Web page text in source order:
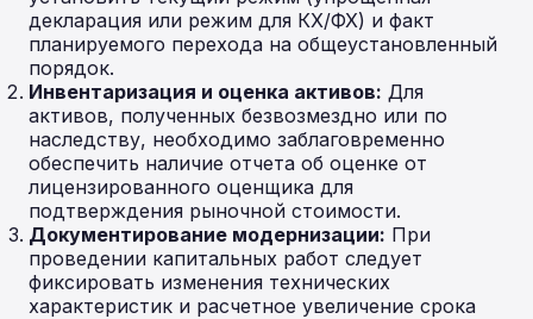
декларация или режим для КХ/ФХ) и факт
планируемого перехода на общеустановленный
порядок.
Инвентаризация и оценка активов: Для
активов, полученных безвозмездно или по
наследству, необходимо заблаговременно
обеспечить наличие отчета об оценке от
лицензированного оценщика для
подтверждения рыночной стоимости.
Документирование модернизации: При
проведении капитальных работ следует
фиксировать изменения технических
характеристик и расчетное увеличение срока